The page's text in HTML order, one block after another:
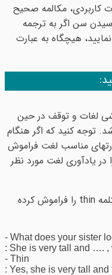
کاربردی، مکالمه صحیح
سن اگر به ترجمه
هیچگاه به عبارت
لغات و توقف در حین
توجه کنید که اگر هنگام
مناسب لغت فراموش
یادآوری لغت مورد نظر
مکالمه زیر را درنظر بگیرید (طرف دوم، کلمه thin را فراموش کرده
- What does your sister
: She is very tall and …. ,
- Thin
: Yes, she is very tall and